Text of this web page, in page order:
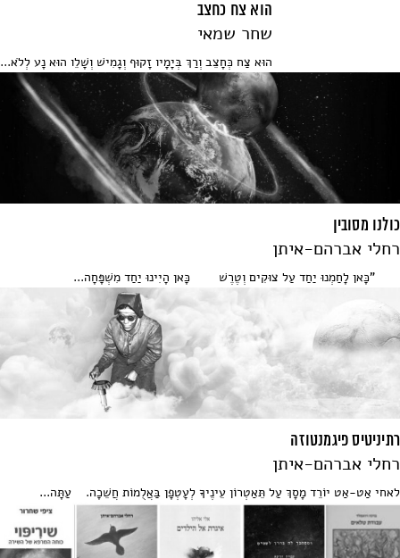
הוא צח כחצב
שחר שמאי
הוּא צַח כְּחָצֵב וְרַךְ בְּיָמָיו זָקוּף וְגָמִישׁ וְשָׁלֵו הוּא נָע לְלֹא...
כולנו מסובין
רחלי אברהם-איתן
"כָּאן לָחַמְנוּ יַחַד עַל צוּקִים וְטֶרֶשׁ כָּאן הָיִינוּ יַחַד מִשְׁפָּחָה...
רתיניטיס פיגמנטוזה
רחלי אברהם-איתן
לאחי אַט-אַט יוֹרֵד מָסָךְ עַל תֵּאַטְרוֹן עֵינֶיךָ לְעָטְפָן בַּאֲלֻמוֹת חֲשֵׁכָה. עַתָּה...